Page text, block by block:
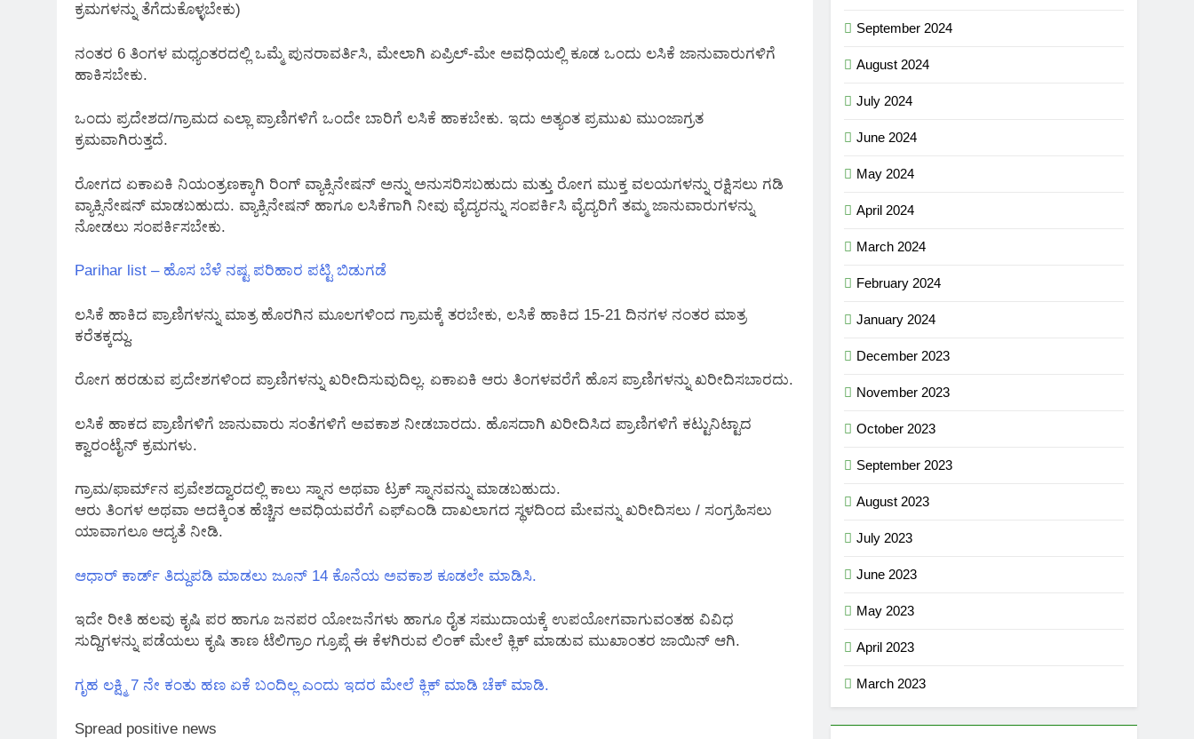
ಕ್ರಮಗಳನ್ನು ತೆಗೆದುಕೊಳ್ಳಬೇಕು)
ನಂತರ 6 ತಿಂಗಳ ಮಧ್ಯಂತರದಲ್ಲಿ ಒಮ್ಮೆ ಪುನರಾವರ್ತಿಸಿ, ಮೇಲಾಗಿ ಏಪ್ರಿಲ್-ಮೇ ಅವಧಿಯಲ್ಲಿ ಕೂಡ ಒಂದು ಲಸಿಕೆ ಜಾನುವಾರುಗಳಿಗೆ
ಹಾಕಿಸಬೇಕು.
ಒಂದು ಪ್ರದೇಶದ/ಗ್ರಾಮದ ಎಲ್ಲಾ ಪ್ರಾಣಿಗಳಿಗೆ ಒಂದೇ ಬಾರಿಗೆ ಲಸಿಕೆ ಹಾಕಬೇಕು. ಇದು ಅತ್ಯಂತ ಪ್ರಮುಖ ಮುಂಜಾಗ್ರತ
ಕ್ರಮವಾಗಿರುತ್ತದೆ.
ರೋಗದ ಏಕಾಏಕಿ ನಿಯಂತ್ರಣಕ್ಕಾಗಿ ರಿಂಗ್ ವ್ಯಾಕ್ಸಿನೇಷನ್ ಅನ್ನು ಅನುಸರಿಸಬಹುದು ಮತ್ತು ರೋಗ ಮುಕ್ತ ವಲಯಗಳನ್ನು ರಕ್ಷಿಸಲು ಗಡಿ
ವ್ಯಾಕ್ಸಿನೇಷನ್ ಮಾಡಬಹುದು. ವ್ಯಾಕ್ಸಿನೇಷನ್ ಹಾಗೂ ಲಸಿಕೆಗಾಗಿ ನೀವು ವೈದ್ಯರನ್ನು ಸಂಪರ್ಕಿಸಿ ವೈದ್ಯರಿಗೆ ತಮ್ಮ ಜಾನುವಾರುಗಳನ್ನು
ನೋಡಲು ಸಂಪರ್ಕಿಸಬೇಕು.
Parihar list – ಹೊಸ ಬೆಳೆ ನಷ್ಟ ಪರಿಹಾರ ಪಟ್ಟಿ ಬಿಡುಗಡೆ
ಲಸಿಕೆ ಹಾಕಿದ ಪ್ರಾಣಿಗಳನ್ನು ಮಾತ್ರ ಹೊರಗಿನ ಮೂಲಗಳಿಂದ ಗ್ರಾಮಕ್ಕೆ ತರಬೇಕು, ಲಸಿಕೆ ಹಾಕಿದ 15-21 ದಿನಗಳ ನಂತರ ಮಾತ್ರ
ಕರೆತಕ್ಕದ್ದು.
ರೋಗ ಹರಡುವ ಪ್ರದೇಶಗಳಿಂದ ಪ್ರಾಣಿಗಳನ್ನು ಖರೀದಿಸುವುದಿಲ್ಲ. ಏಕಾಏಕಿ ಆರು ತಿಂಗಳವರೆಗೆ ಹೊಸ ಪ್ರಾಣಿಗಳನ್ನು ಖರೀದಿಸಬಾರದು.
ಲಸಿಕೆ ಹಾಕದ ಪ್ರಾಣಿಗಳಿಗೆ ಜಾನುವಾರು ಸಂತೆಗಳಿಗೆ ಅವಕಾಶ ನೀಡಬಾರದು. ಹೊಸದಾಗಿ ಖರೀದಿಸಿದ ಪ್ರಾಣಿಗಳಿಗೆ ಕಟ್ಟುನಿಟ್ಟಾದ
ಕ್ವಾರಂಟೈನ್ ಕ್ರಮಗಳು.
ಗ್ರಾಮ/ಫಾರ್ಮ್‌ನ ಪ್ರವೇಶದ್ವಾರದಲ್ಲಿ ಕಾಲು ಸ್ನಾನ ಅಥವಾ ಟ್ರಕ್ ಸ್ನಾನವನ್ನು ಮಾಡಬಹುದು.
ಆರು ತಿಂಗಳ ಅಥವಾ ಅದಕ್ಕಿಂತ ಹೆಚ್ಚಿನ ಅವಧಿಯವರೆಗೆ ಎಫ್‌ಎಂಡಿ ದಾಖಲಾಗದ ಸ್ಥಳದಿಂದ ಮೇವನ್ನು ಖರೀದಿಸಲು / ಸಂಗ್ರಹಿಸಲು
ಯಾವಾಗಲೂ ಆದ್ಯತೆ ನೀಡಿ.
ಆಧಾರ್ ಕಾರ್ಡ್ ತಿದ್ದುಪಡಿ ಮಾಡಲು ಜೂನ್ 14 ಕೊನೆಯ ಅವಕಾಶ ಕೂಡಲೇ ಮಾಡಿಸಿ.
ಇದೇ ರೀತಿ ಹಲವು ಕೃಷಿ ಪರ ಹಾಗೂ ಜನಪರ ಯೋಜನೆಗಳು ಹಾಗೂ ರೈತ ಸಮುದಾಯಕ್ಕೆ ಉಪಯೋಗವಾಗುವಂತಹ ವಿವಿಧ
ಸುದ್ದಿಗಳನ್ನು ಪಡೆಯಲು ಕೃಷಿ ತಾಣ ಟೆಲಿಗ್ರಾಂ ಗ್ರೂಪ್ಗೆ ಈ ಕೆಳಗಿರುವ ಲಿಂಕ್ ಮೇಲೆ ಕ್ಲಿಕ್ ಮಾಡುವ ಮುಖಾಂತರ ಜಾಯಿನ್ ಆಗಿ.
ಗೃಹ ಲಕ್ಷ್ಮಿ 7 ನೇ ಕಂತು ಹಣ ಏಕೆ ಬಂದಿಲ್ಲ ಎಂದು ಇದರ ಮೇಲೆ ಕ್ಲಿಕ್ ಮಾಡಿ ಚೆಕ್ ಮಾಡಿ.
Spread positive news
September 2024
August 2024
July 2024
June 2024
May 2024
April 2024
March 2024
February 2024
January 2024
December 2023
November 2023
October 2023
September 2023
August 2023
July 2023
June 2023
May 2023
April 2023
March 2023